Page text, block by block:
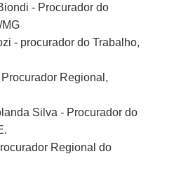
- Procurador do
- procurador do Trabalho,
Regional,
Silva - Procurador do
Regional do